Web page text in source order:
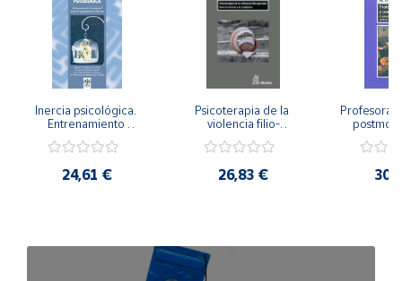
Inercia psicológica.
Entrenamiento
Igualdad de Género.
24,61 €
Psicoterapia de la
violencia filio-
secreto y la
26,83 €